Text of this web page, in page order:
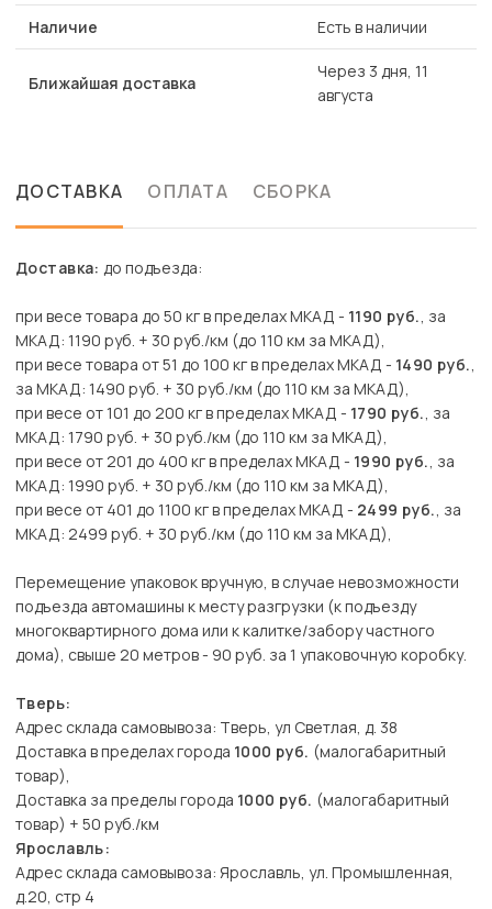
Наличие Есть в наличии
Ближайшая доставка
Через 3 дня, 11
августа
ДОСТАВКА ОПЛАТА СБОРКА
Доставка: до подъезда:
при весе товара до 50 кг в пределах МКАД - 1190 руб., за
МКАД: 1190 руб. + 30 руб./км (до 110 км за МКАД),
при весе товара от 51 до 100 кг в пределах МКАД - 1490 руб.,
за МКАД: 1490 руб. + 30 руб./км (до 110 км за МКАД),
при весе от 101 до 200 кг в пределах МКАД - 1790 руб., за
МКАД: 1790 руб. + 30 руб./км (до 110 км за МКАД),
при весе от 201 до 400 кг в пределах МКАД - 1990 руб., за
МКАД: 1990 руб. + 30 руб./км (до 110 км за МКАД),
при весе от 401 до 1100 кг в пределах МКАД - 2499 руб., за
МКАД: 2499 руб. + 30 руб./км (до 110 км за МКАД),
Перемещение упаковок вручную, в случае невозможности
подъезда автомашины к месту разгрузки (к подъезду
многоквартирного дома или к калитке/забору частного
дома), свыше 20 метров - 90 руб. за 1 упаковочную коробку.
Тверь:
Адрес склада самовывоза: Тверь, ул Светлая, д. 38
Доставка в пределах города 1000 руб. (малогабаритный
товар),
Доставка за пределы города 1000 руб. (малогабаритный
товар) + 50 руб./км
Ярославль:
Адрес склада самовывоза: Ярославль, ул. Промышленная,
д.20, стр 4